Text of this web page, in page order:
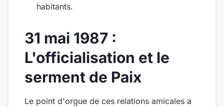
habitants.
31 mai 1987 :
L'officialisation et le
serment de Paix
Le point d'orgue de ces relations amicales a